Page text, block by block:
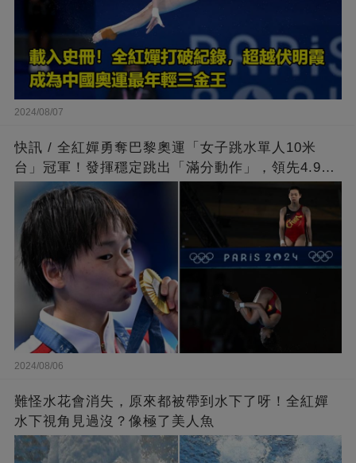
2024/08/07
快訊 / 全紅嬋勇奪巴黎奧運「女子跳水單人10米
台」冠軍！發揮穩定跳出「滿分動作」，領先4.9分
擊敗陳芋汐
2024/08/06
難怪水花會消失，原來都被帶到水下了呀！全紅嬋
水下視角見過沒？像極了美人魚